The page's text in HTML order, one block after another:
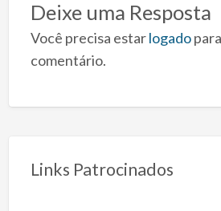
Deixe uma Resposta
Você precisa estarlogado
comentário.
Links Patrocinados